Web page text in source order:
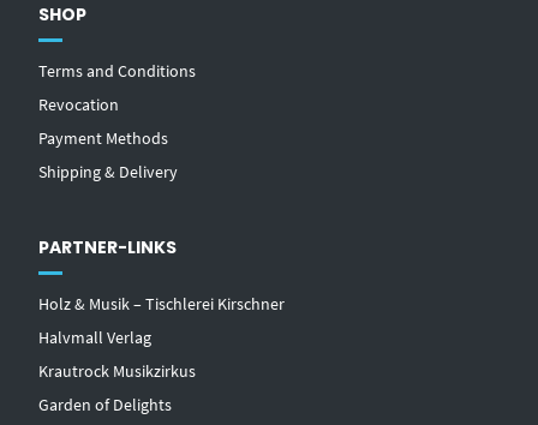
SHOP
Terms and Conditions
Revocation
Payment Methods
Shipping & Delivery
PARTNER-LINKS
Holz & Musik – Tischlerei Kirschner
Halvmall Verlag
Krautrock Musikzirkus
Garden of Delights